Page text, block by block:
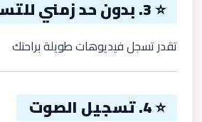
⭐ 3. بدون حد زمني للتسجيل
تقدر تسجل فيديوهات طويلة براحتك
⭐ 4. تسجيل الصوت